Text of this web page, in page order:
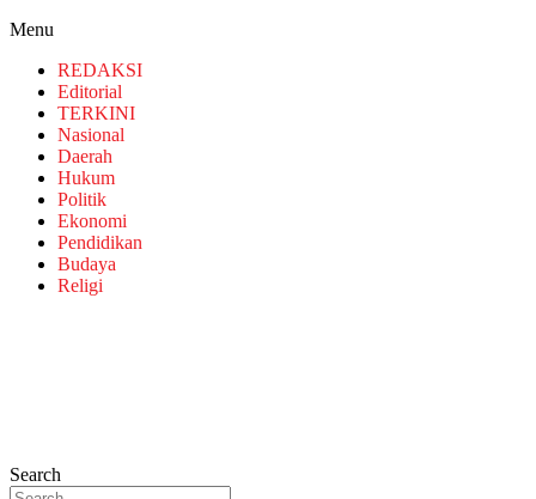
Menu
REDAKSI
Editorial
TERKINI
Nasional
Daerah
Hukum
Politik
Ekonomi
Pendidikan
Budaya
Religi
Search